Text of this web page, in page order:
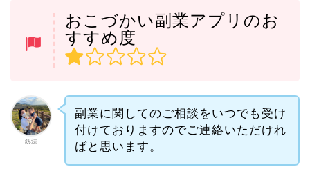
おこづかい副業アプリのお
すすめ度
釼法
副業に関してのご相談をいつでも受け
付けておりますのでご連絡いただけれ
ばと思います。